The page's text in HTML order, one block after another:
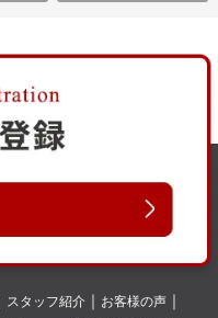
スタッフ紹介
お客様の声